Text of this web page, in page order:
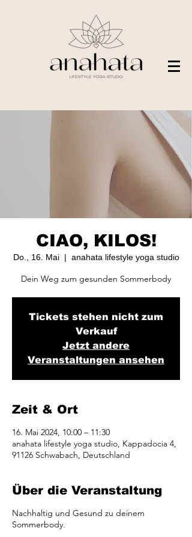
CIAO, KILOS!
Do., 16. Mai
  |
anahata lifestyle yoga studio
Dein Weg zum gesunden Sommerbody
Tickets stehen nicht zum
Verkauf
Jetzt andere
Veranstaltungen ansehen
Zeit & Ort
16. Mai 2024, 10:00 – 11:30
anahata lifestyle yoga studio, Kappadocia 4,
91126 Schwabach, Deutschland
Über die Veranstaltung
Nachhaltig und Gesund zu deinem
Sommerbody.